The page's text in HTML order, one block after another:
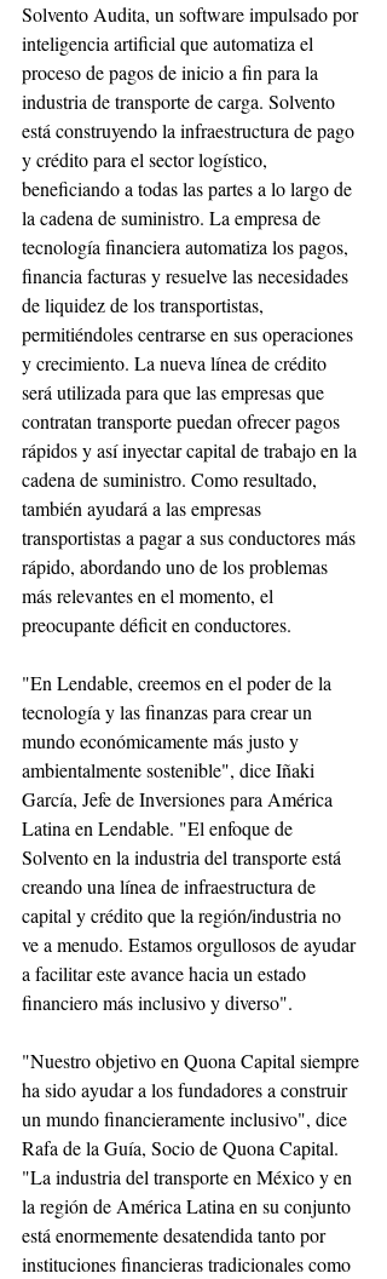
Solvento Audita, un software impulsado por
inteligencia artificial que automatiza el
proceso de pagos de inicio a fin para la
industria de transporte de carga. Solvento
está construyendo la infraestructura de pago
y crédito para el sector logístico,
beneficiando a todas las partes a lo largo de
la cadena de suministro. La empresa de
tecnología financiera automatiza los pagos,
financia facturas y resuelve las necesidades
de liquidez de los transportistas,
permitiéndoles centrarse en sus operaciones
y crecimiento. La nueva línea de crédito
será utilizada para que las empresas que
contratan transporte puedan ofrecer pagos
rápidos y así inyectar capital de trabajo en la
cadena de suministro. Como resultado,
también ayudará a las empresas
transportistas a pagar a sus conductores más
rápido, abordando uno de los problemas
más relevantes en el momento, el
preocupante déficit en conductores.
"En Lendable, creemos en el poder de la
tecnología y las finanzas para crear un
mundo económicamente más justo y
ambientalmente sostenible", dice Iñaki
García, Jefe de Inversiones para América
Latina en Lendable. "El enfoque de
Solvento en la industria del transporte está
creando una línea de infraestructura de
capital y crédito que la región/industria no
ve a menudo. Estamos orgullosos de ayudar
a facilitar este avance hacia un estado
financiero más inclusivo y diverso".
"Nuestro objetivo en Quona Capital siempre
ha sido ayudar a los fundadores a construir
un mundo financieramente inclusivo", dice
Rafa de la Guía, Socio de Quona Capital.
"La industria del transporte en México y en
la región de América Latina en su conjunto
está enormemente desatendida tanto por
instituciones financieras tradicionales como